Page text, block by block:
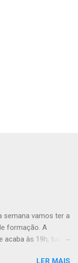
semana vamos ter a
formação. A
às 19h, tudo
LER MAIS